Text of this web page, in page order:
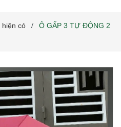
hiện có /
Ô GẤP 3 TỰ ĐỘNG 2